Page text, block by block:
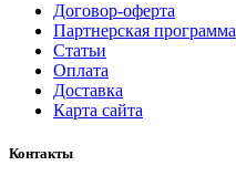
Договор-оферта
Партнерская программа
Статьи
Оплата
Доставка
Карта сайта
Контакты